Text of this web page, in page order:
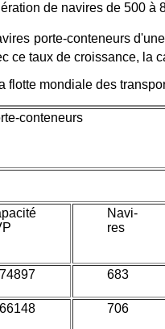
de navires de 500 à
porte-conteneurs
ce taux de croissance, la
flotte mondiale des
conteneurs
Navi-
res
683
706